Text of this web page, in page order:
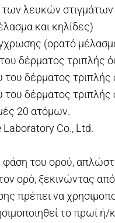
των λευκών στιγμάτων
και κηλίδες)
(ορατό
δέρματος τριπλής
δέρματος τριπλής
δέρματος τριπλής
20 ατόμων.
Co., Ltd.
του ορού,
ορό, ξεκινώντας
πρέπει να
το πρωί ή/